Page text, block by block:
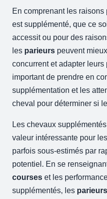
En comprenant les
est supplémenté, que ce
accessit ou pour des
les parieurs peuvent
concurrent et adapter leurs
important de prendre en
supplémentation et les
cheval pour déterminer si le
Les chevaux
valeur intéressante pour les
parfois sous-estimés par
potentiel. En se
courses et les
supplémentés, les parieurs